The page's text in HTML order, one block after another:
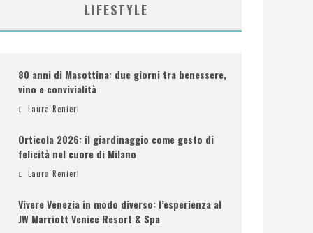
LIFESTYLE
80 anni di Masottina: due giorni tra benessere,
vino e convivialità
Laura Renieri
Orticola 2026: il giardinaggio come gesto di
felicità nel cuore di Milano
Laura Renieri
Vivere Venezia in modo diverso: l’esperienza al
JW Marriott Venice Resort & Spa